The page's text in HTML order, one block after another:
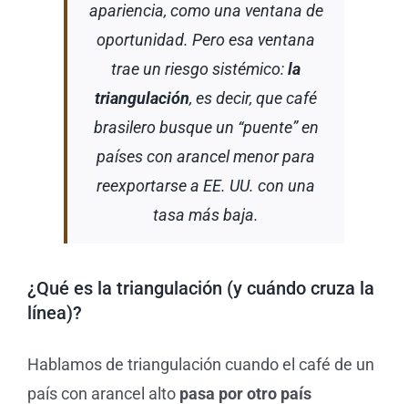
apariencia, como una ventana de
oportunidad. Pero esa ventana
trae un riesgo sistémico:la
triangulación, es decir, que café
brasilero busque un “puente” en
países con arancel menor para
reexportarse a EE. UU. con una
tasa más baja.
¿Qué es la triangulación (y cuándo cruza la
línea)?
Hablamos de triangulación cuando el café de un
país con arancel alto pasa por otro país